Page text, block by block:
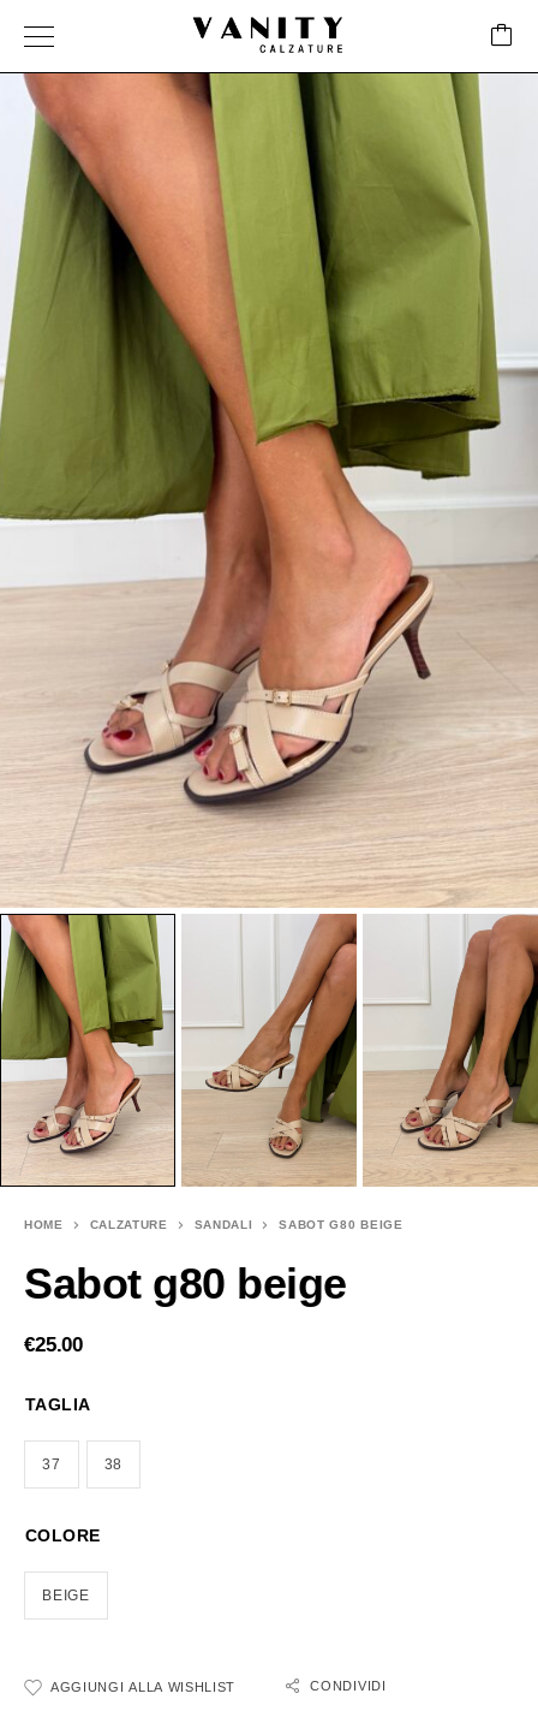
HOME CALZATURE SANDALI SABOT G80 BEIGE
Sabot g80 beige
€25.00
TAGLIA
37 38
COLORE
BEIGE
AGGIUNGI ALLA WISHLIST CONDIVIDI